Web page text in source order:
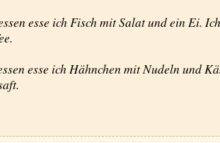
esse ich Fisch mit Salat und ein Ei.
esse ich Hähnchen mit Nudeln und